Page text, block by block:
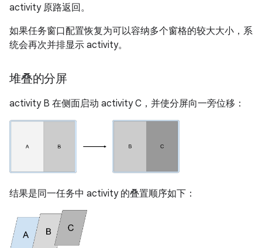
activity 原路返回。
如果任务窗口配置恢复为可以容纳多个窗格的较大大小，系
统会再次并排显示 activity。
堆叠的分屏
activity B 在侧面启动 activity C，并使分屏向一旁位移：
结果是同一任务中 activity 的叠置顺序如下：